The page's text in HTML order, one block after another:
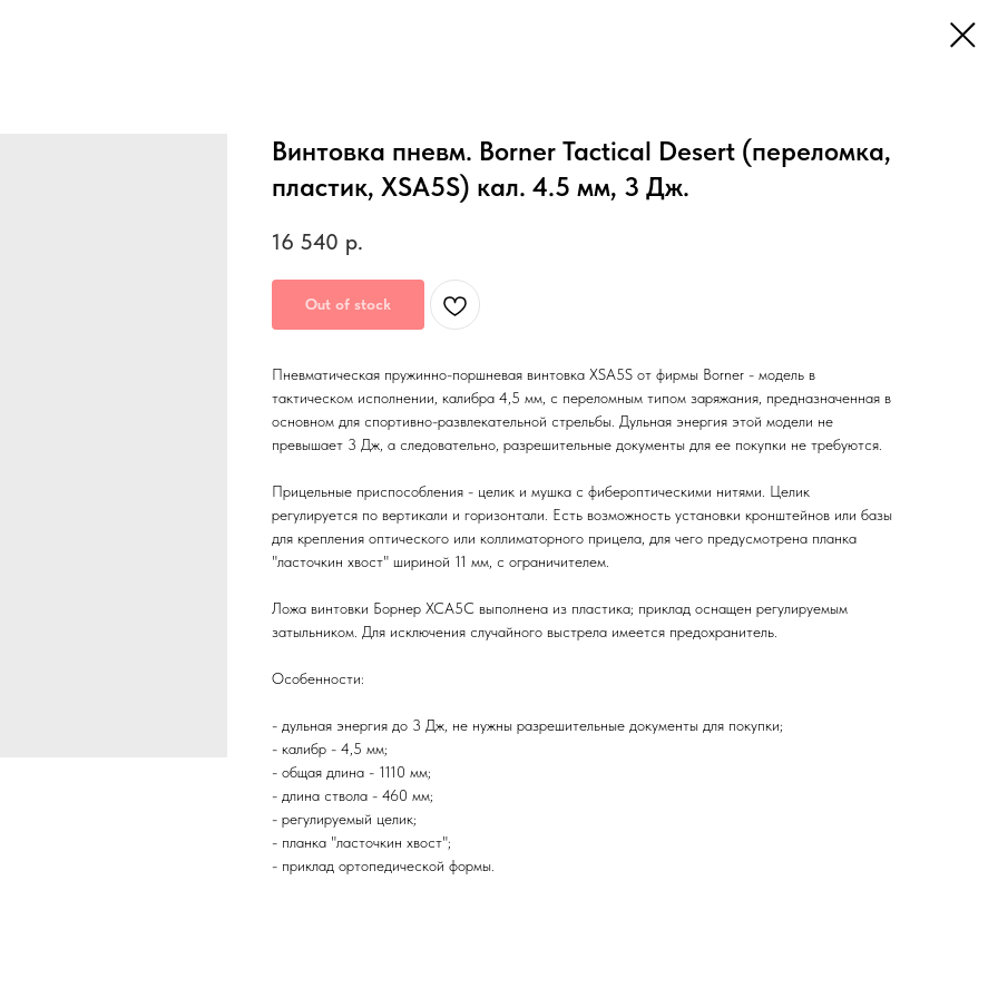
Винтовка пневм. Borner Tactical Desert (переломка,
пластик, XSA5S) кал. 4.5 мм, 3 Дж.
16 540 р.
Out of stock
Пневматическая пружинно-поршневая винтовка XSA5S от фирмы Borner - модель в
тактическом исполнении, калибра 4,5 мм, с переломным типом заряжания, предназначенная в
основном для спортивно-развлекательной стрельбы. Дульная энергия этой модели не
превышает 3 Дж, а следовательно, разрешительные документы для ее покупки не требуются.
Прицельные приспособления - целик и мушка с фибероптическими нитями. Целик
регулируется по вертикали и горизонтали. Есть возможность установки кронштейнов или базы
для крепления оптического или коллиматорного прицела, для чего предусмотрена планка
"ласточкин хвост" шириной 11 мм, с ограничителем.
Ложа винтовки Борнер ХСА5С выполнена из пластика; приклад оснащен регулируемым
затыльником. Для исключения случайного выстрела имеется предохранитель.
Особенности:
- дульная энергия до 3 Дж, не нужны разрешительные документы для покупки;
- калибр - 4,5 мм;
- общая длина - 1110 мм;
- длина ствола - 460 мм;
- регулируемый целик;
- планка "ласточкин хвост";
- приклад ортопедической формы.